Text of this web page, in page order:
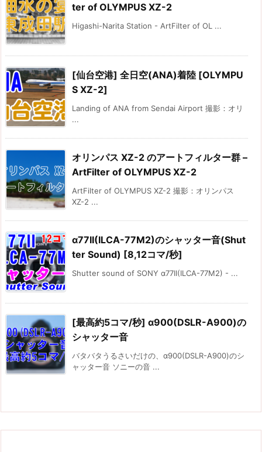
ter of OLYMPUS XZ-2
Higashi-Narita Station - ArtFilter of OL ...
[仙台空港] 全日空(ANA)着陸 [OLYMPU
S XZ-2]
Landing of ANA from Sendai Airport 撮影：オリ
...
オリンパス XZ-2 のアートフィルター群 –
ArtFilter of OLYMPUS XZ-2
ArtFilter of OLYMPUS XZ-2 撮影：オリンパス
XZ-2 ...
α77II(ILCA-77M2)のシャッター音(Shut
ter Sound) [8,12コマ/秒]
Shutter sound of SONY α77II(ILCA-77M2) - ...
[最高約5コマ/秒] α900(DSLR-A900)の
シャッター音
バタバタうるさいだけの、α900(DSLR-A900)のシ
ャッター音 ソニーの音 ...